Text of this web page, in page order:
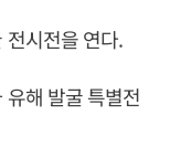
전시전을 연다.
해 발굴 특별전